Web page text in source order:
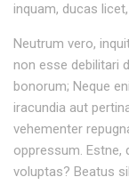
inquam, ducas
Neutrum vero,
non esse debilitari
bonorum; Neque
iracundia aut
vehementer
oppressum. Estne,
voluptas? Beatus